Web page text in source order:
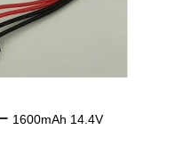
1600mAh 14.4V